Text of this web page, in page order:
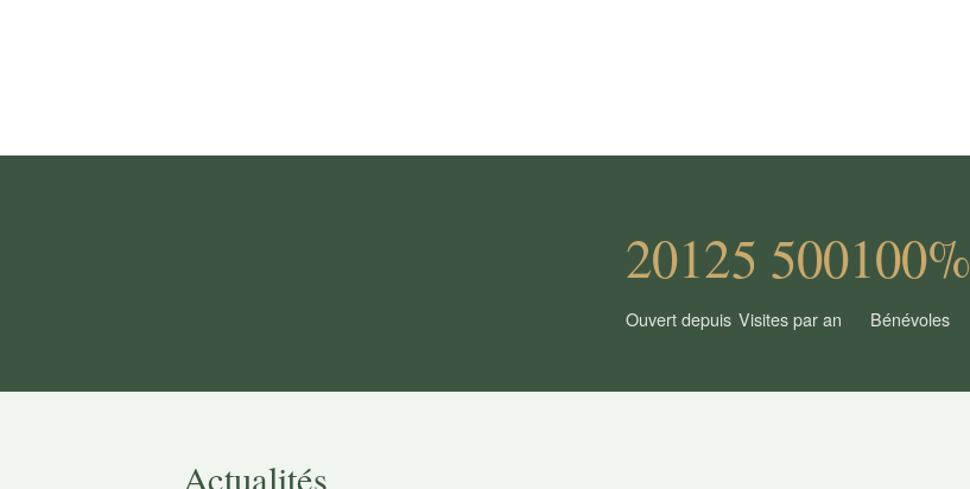
2012
Ouvert depuis
5 500
Visites par an
100%
Bénévoles
Actualités